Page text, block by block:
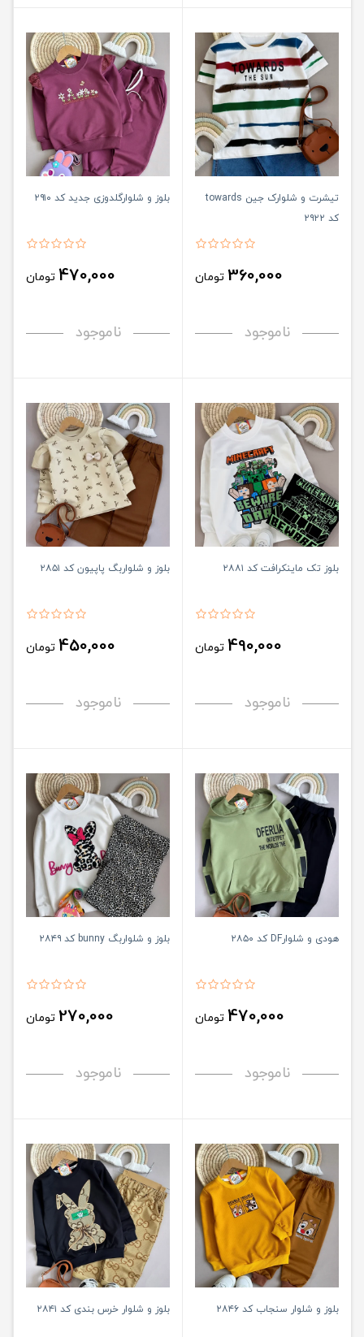
تیشرت و شلوارک جین towards
کد ۲۹۲۲
360,000 تومان
ناموجود
بلوز و شلوارگلدوزی جدید کد ۲۹۱۰
470,000 تومان
ناموجود
بلوز تک ماینکرافت کد ۲۸۸۱
490,000 تومان
ناموجود
بلوز و شلواربگ پاپیون کد ۲۸۵۱
450,000 تومان
ناموجود
هودی و شلوارDF کد ۲۸۵۰
470,000 تومان
ناموجود
بلوز و شلواربگ bunny کد ۲۸۴۹
270,000 تومان
ناموجود
بلوز و شلوار سنجاب کد ۲۸۴۶ بلوز و شلوار خرس بندی کد ۲۸۴۱